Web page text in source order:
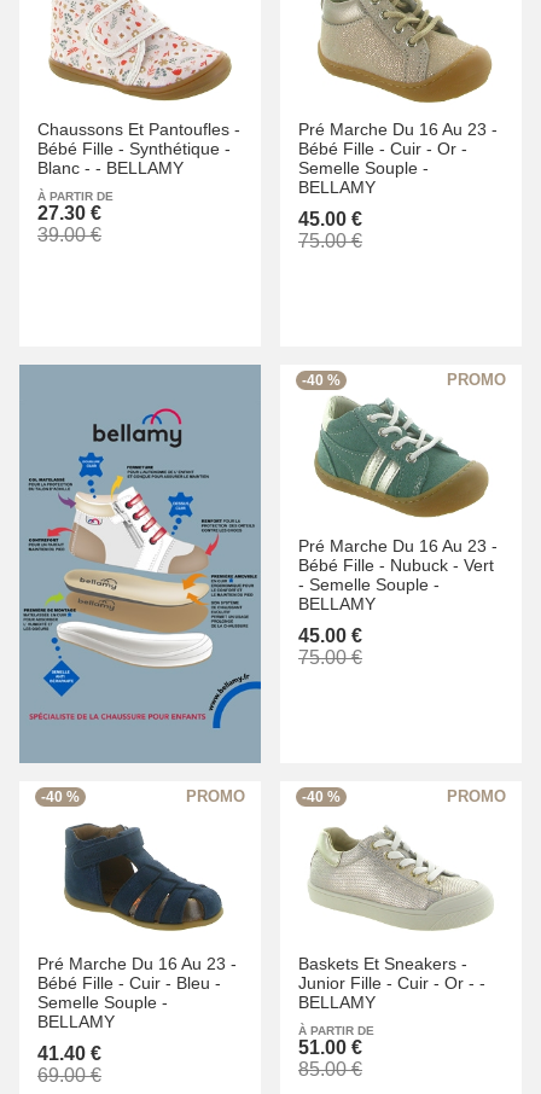
Chaussons Et Pantoufles -
Bébé Fille - Synthétique -
Blanc - - BELLAMY
À PARTIR DE
27.30 €
39.00 €
Pré Marche Du 16 Au 23 -
Bébé Fille - Cuir - Or -
Semelle Souple -
BELLAMY
45.00 €
75.00 €
-40 %
Pré Marche Du 16 Au 23 -
Bébé Fille - Nubuck - Vert
- Semelle Souple -
BELLAMY
45.00 €
75.00 €
-40 %
Pré Marche Du 16 Au 23 -
Bébé Fille - Cuir - Bleu -
Semelle Souple -
BELLAMY
41.40 €
69.00 €
-40 %
Baskets Et Sneakers -
Junior Fille - Cuir - Or - -
BELLAMY
À PARTIR DE
51.00 €
85.00 €